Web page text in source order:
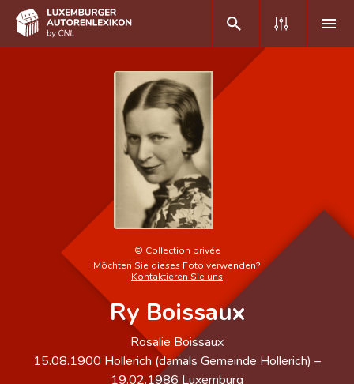
Erweiterte Suche
Häufige Fragen und Antworten
Forschungsgruppe
© Collection privée
Möchten Sie dieses Foto verwenden?
Kontaktieren Sie uns
Ry Boissaux
Rosalie Boissaux
15.08.1900 Hollerich (damals Gemeinde Hollerich) –
19.02.1986 Luxemburg